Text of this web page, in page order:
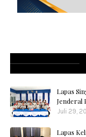
Lapas
Jenderal
Juli 29,
Lapas